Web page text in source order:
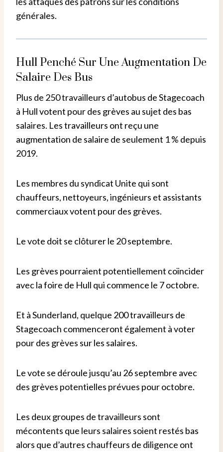
générales.
Hull Penché Sur Une Augmentation De
Salaire Des Bus
Plus de 250 travailleurs d’autobus de Stagecoach
à Hull votent pour des grèves au sujet des bas
salaires. Les travailleurs ont reçu une
augmentation de salaire de seulement 1 % depuis
2019.
Les membres du syndicat Unite qui sont
chauffeurs, nettoyeurs, ingénieurs et assistants
commerciaux votent pour des grèves.
Le vote doit se clôturer le 20 septembre.
Les grèves pourraient potentiellement coïncider
avec la foire de Hull qui commence le 7 octobre.
Et à Sunderland, quelque 200 travailleurs de
Stagecoach commenceront également à voter
pour des grèves sur les salaires.
Le vote se déroule jusqu’au 26 septembre avec
des grèves potentielles prévues pour octobre.
Les deux groupes de travailleurs sont
mécontents que leurs salaires soient restés bas
alors que d’autres chauffeurs de diligence ont